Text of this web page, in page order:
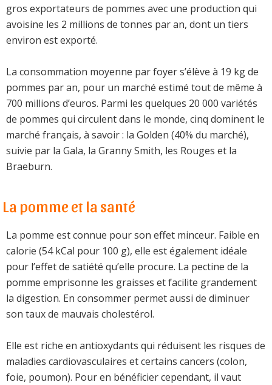
gros exportateurs de pommes avec une production qui
avoisine les 2 millions de tonnes par an, dont un tiers
environ est exporté.
La consommation moyenne par foyer s’élève à 19 kg de
pommes par an, pour un marché estimé tout de même à
700 millions d’euros. Parmi les quelques 20 000 variétés
de pommes qui circulent dans le monde, cinq dominent le
marché français, à savoir : la Golden (40% du marché),
suivie par la Gala, la Granny Smith, les Rouges et la
Braeburn.
La pomme et la santé
La pomme est connue pour son effet minceur. Faible en
calorie (54 kCal pour 100 g), elle est également idéale
pour l’effet de satiété qu’elle procure. La pectine de la
pomme emprisonne les graisses et facilite grandement
la digestion. En consommer permet aussi de diminuer
son taux de mauvais cholestérol.
Elle est riche en antioxydants qui réduisent les risques de
maladies cardiovasculaires et certains cancers (colon,
foie, poumon). Pour en bénéficier cependant, il vaut